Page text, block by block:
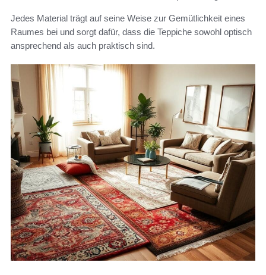
Jedes Material trägt auf seine Weise zur Gemütlichkeit eines
Raumes bei und sorgt dafür, dass die Teppiche sowohl optisch
ansprechend als auch praktisch sind.